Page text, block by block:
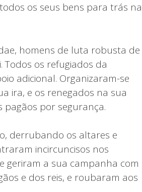
os seus bens para trás na
homens de luta robusta de
os refugiados da
adicional. Organizaram-se
ira, e os renegados na sua
por segurança.
derrubando os altares e
incircuncisos nos
geriram a sua campanha com
e dos reis, e roubaram aos